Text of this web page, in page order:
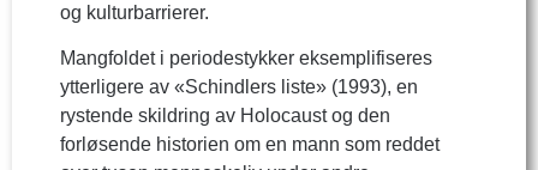
og kulturbarrierer.
Mangfoldet i periodestykker eksemplifiseres
ytterligere av «Schindlers liste» (1993), en
rystende skildring av Holocaust og den
forløsende historien om en mann som reddet